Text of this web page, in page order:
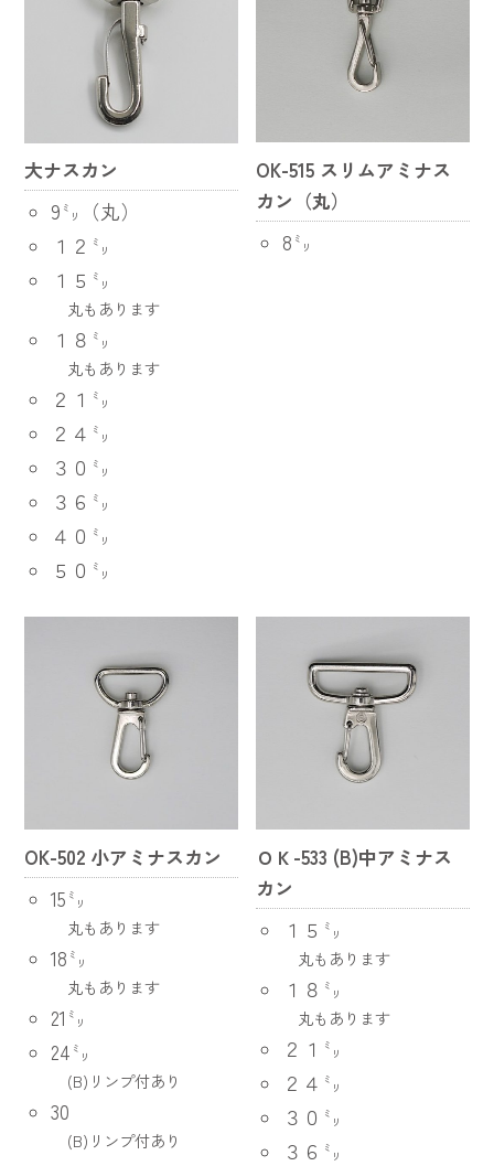
大ナスカン
9㍉（丸）
１２㍉
１５㍉
丸もあります
１８㍉
丸もあります
２１㍉
２４㍉
３０㍉
３６㍉
４０㍉
５０㍉
OK-515 スリムアミナス
カン（丸）
8㍉
OK-502 小アミナスカン
15㍉
丸もあります
18㍉
丸もあります
21㍉
24㍉
(B)リンプ付あり
30
(B)リンプ付あり
ＯＫ-533 (B)中アミナス
カン
１５㍉
丸もあります
１８㍉
丸もあります
２１㍉
２４㍉
３０㍉
３６㍉